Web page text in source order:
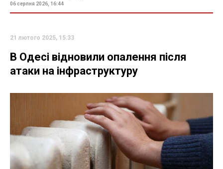
06 серпня 2026, 16:44
21 лютого 2025, 15:33
В Одесі відновили опалення після
атаки на інфраструктуру